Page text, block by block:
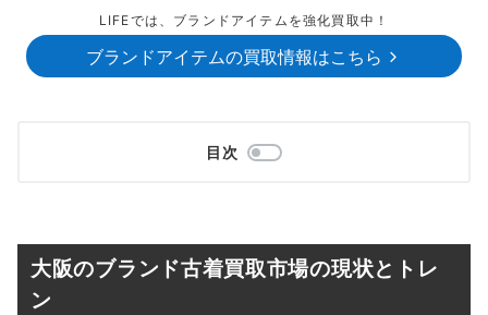
LIFEでは、ブランドアイテムを強化買取中！
ブランドアイテムの買取情報はこちら
目次
大阪のブランド古着買取市場の現状とトレ
ン